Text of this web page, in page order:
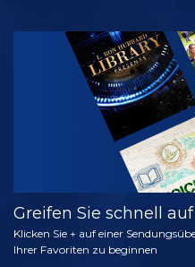
ANSEHEN
Greifen Sie schnell
Klicken Sie + auf einer
Ihrer Favoriten zu beginnen